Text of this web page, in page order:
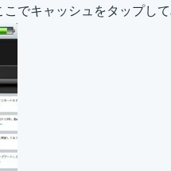
でキャッシュをタップして